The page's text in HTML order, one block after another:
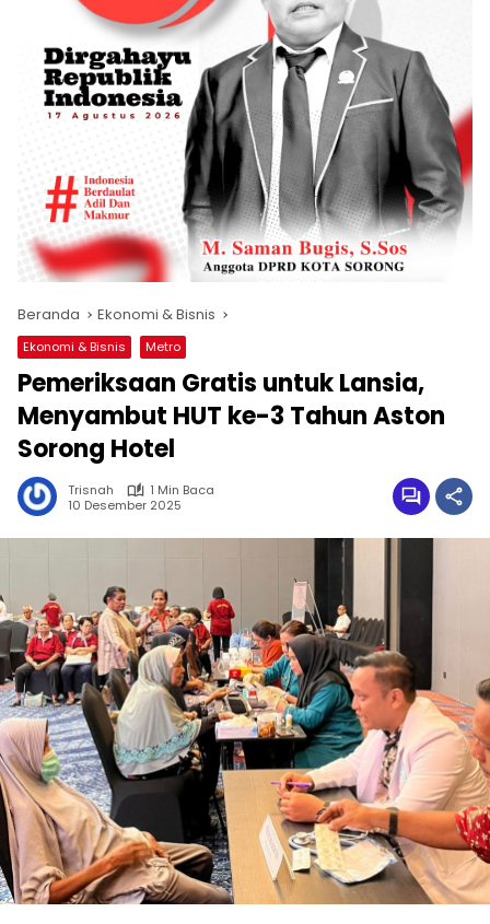
Beranda Ekonomi & Bisnis
Ekonomi & Bisnis Metro
Pemeriksaan Gratis untuk Lansia,
Menyambut HUT ke-3 Tahun Aston
Sorong Hotel
Trisnah
1 Min Baca
10 Desember 2025